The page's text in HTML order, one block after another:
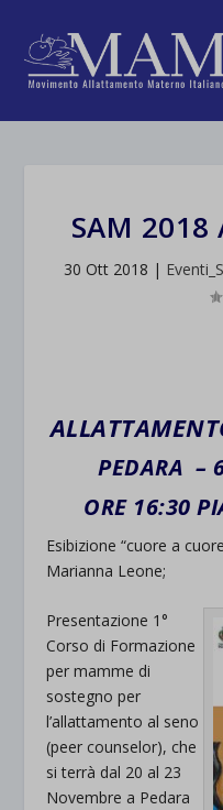
SAM 2018
30 Ott 2018 |
PEDARA –
ORE 16:30
Esibizione “cuore a
Marianna Leone;
Presentazione 1°
Corso di Formazione
per mamme di
sostegno per
l’allattamento al seno
(peer counselor), che
si terrà dal 20 al 23
Novembre a Pedara